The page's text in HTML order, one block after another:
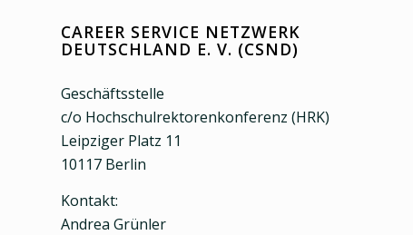
CAREER SERVICE NETZWERK
DEUTSCHLAND E. V. (CSND)
Geschäftsstelle
c/o Hochschulrektorenkonferenz (HRK)
Leipziger Platz 11
10117 Berlin
Kontakt:
Andrea Grünler